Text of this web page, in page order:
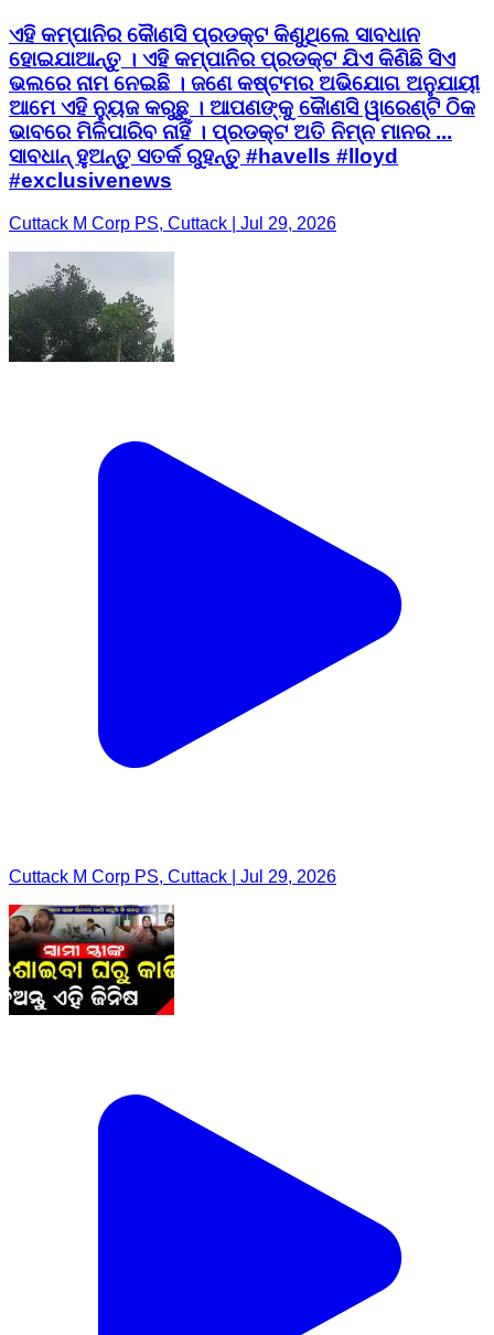
ଏହି କମ୍ପାନିର କୈାଣସି ପ୍ରଡକ୍ଟ କିଣୁଥିଲେ ସାବଧାନ
ହୋଇଯାଆନ୍ତୁ । ଏହି କମ୍ପାନିର ପ୍ରଡକ୍ଟ ଯିଏ କିଣିଛି ସିଏ
ଭଲରେ ନାମ ନେଇଛି । ଜଣେ କଷ୍ଟମର ଅଭିଯୋଗ ଅନୁଯାୟୀ
ଆମେ ଏହି ନ୍ୟୁଜ କରୁଛୁ । ଆପଣଙ୍କୁ କୈାଣସି ୱାରେଣ୍ଟି ଠିକ
ଭାବରେ ମିଳିପାରିବ ନାହିଁ । ପ୍ରଡକ୍ଟ ଅତି ନିମ୍ନ ମାନର ...
ସାବଧାନ୍ ହୁଅନ୍ତୁ ସତର୍କ ରୁହନ୍ତୁ #havells #lloyd
#exclusivenews
Cuttack M Corp PS, Cuttack | Jul 29, 2026
Cuttack M Corp PS, Cuttack | Jul 29, 2026